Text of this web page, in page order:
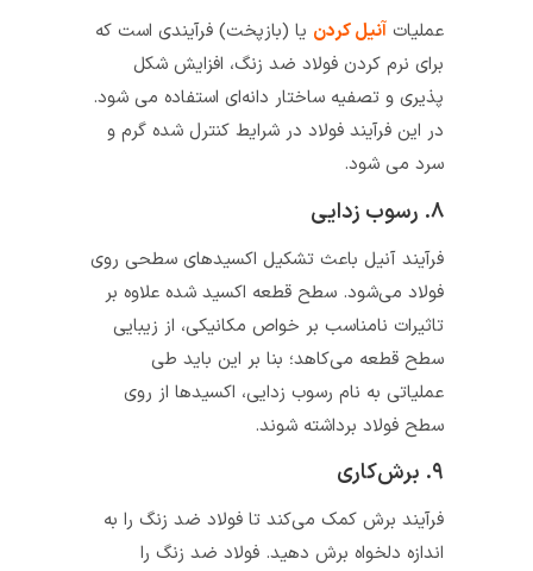
آنیل کردن یا (بازپخت) فرآیندی است که
برای نرم کردن فولاد ضد زنگ، افزایش شکل
پذیری و تصفیه ساختار دانه‌ای استفاده می شود.
در این فرآیند فولاد در شرایط کنترل شده گرم و
سرد می شود.
فرآیند آنیل باعث تشکیل اکسیدهای سطحی روی
فولاد می‌شود. سطح قطعه اکسید شده علاوه بر
تاثیرات نامناسب بر خواص مکانیکی، از زیبایی
سطح قطعه می‌کاهد؛ بنا بر این باید طی
عملیاتی به نام رسوب زدایی، اکسیدها از روی
سطح فولاد برداشته شوند.
فرآیند برش کمک می‌کند تا فولاد ضد زنگ را به
اندازه دلخواه برش دهید. فولاد ضد زنگ را